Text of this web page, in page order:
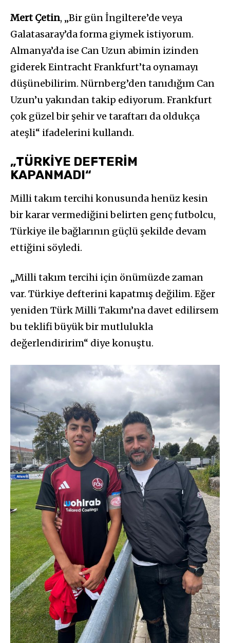
Mert Çetin, „Bir gün İngiltere’de veya
Galatasaray’da forma giymek istiyorum.
Almanya’da ise Can Uzun abimin izinden
giderek Eintracht Frankfurt’ta oynamayı
düşünebilirim. Nürnberg’den tanıdığım Can
Uzun’u yakından takip ediyorum. Frankfurt
çok güzel bir şehir ve taraftarı da oldukça
ateşli“ ifadelerini kullandı.
„TÜRKİYE DEFTERİM
KAPANMADI“
Milli takım tercihi konusunda henüz kesin
bir karar vermediğini belirten genç futbolcu,
Türkiye ile bağlarının güçlü şekilde devam
ettiğini söyledi.
„Milli takım tercihi için önümüzde zaman
var. Türkiye defterini kapatmış değilim. Eğer
yeniden Türk Milli Takımı’na davet edilirsem
bu teklifi büyük bir mutlulukla
değerlendiririm“ diye konuştu.